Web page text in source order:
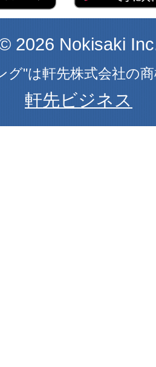
2026 Nokisaki
グ"は軒先株式会社の
軒先ビジネス